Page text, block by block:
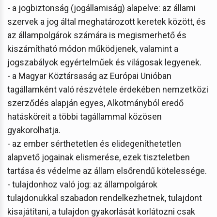
- a jogbiztonság (jogállamiság) alapelve: az állami
szervek a jog által meghatározott keretek között, és
az állampolgárok számára is megismerhető és
kiszámítható módon működjenek, valamint a
jogszabályok egyértelműek és világosak legyenek.
- a Magyar Köztársaság az Európai Unióban
tagállamként való részvétele érdekében nemzetközi
szerződés alapján egyes, Alkotmányból eredő
hatásköreit a többi tagállammal közösen
gyakorolhatja.
- az ember sérthetetlen és elidegeníthetetlen
alapvető jogainak elismerése, ezek tiszteletben
tartása és védelme az állam elsőrendű kötelessége.
- tulajdonhoz való jog: az állampolgárok
tulajdonukkal szabadon rendelkezhetnek, tulajdont
kisajátítani, a tulajdon gyakorlását korlátozni csak